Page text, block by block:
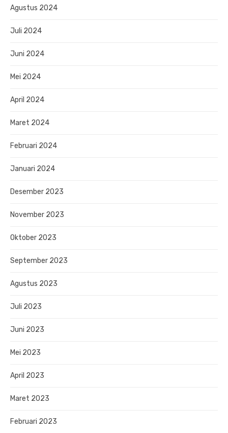
Agustus 2024
Juli 2024
Juni 2024
Mei 2024
April 2024
Maret 2024
Februari 2024
Januari 2024
Desember 2023
November 2023
Oktober 2023
September 2023
Agustus 2023
Juli 2023
Juni 2023
Mei 2023
April 2023
Maret 2023
Februari 2023